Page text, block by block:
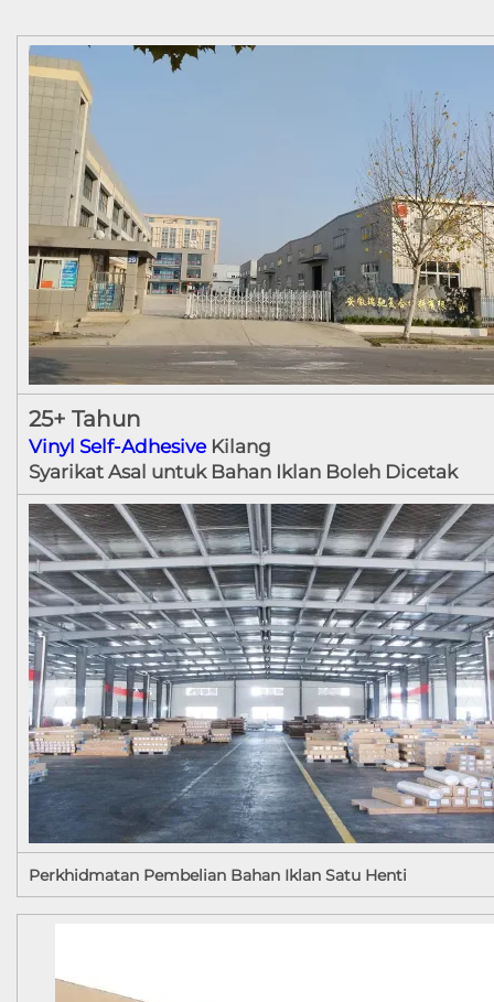
25+ Tahun
Vinyl Self-Adhesive Kilang
Syarikat Asal untuk Bahan Iklan Boleh Dicetak
Perkhidmatan Pembelian Bahan Iklan Satu Henti